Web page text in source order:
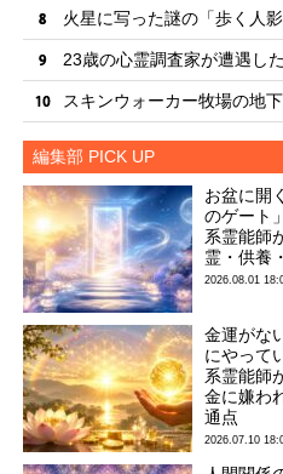
・
火星に写った謎の「歩く人影
・
・
編集部 PICK UP
お盆に開
のゲート
系霊能師
霊・供養
2026.08.01
金運がな
にやって
系霊能師
金に嫌わ
通点
2026.07.10